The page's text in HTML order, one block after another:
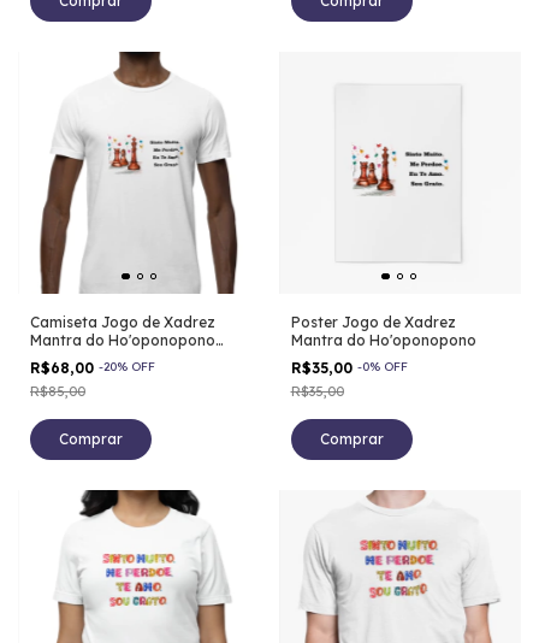
Camiseta Jogo de Xadrez
Mantra do Ho'oponopono
100% Algodão Masculino
R$68,00 -20% OFF
R$85,00
Comprar
Poster Jogo de Xadrez
Mantra do Ho'oponopono
R$35,00 -0% OFF
R$35,00
Comprar